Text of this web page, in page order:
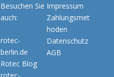
Besuchen Sie
auch:
rotec-
berlin.de
Rotec Blog
Impressum
Zahlungsmet
hoden
Datenschutz
AGB